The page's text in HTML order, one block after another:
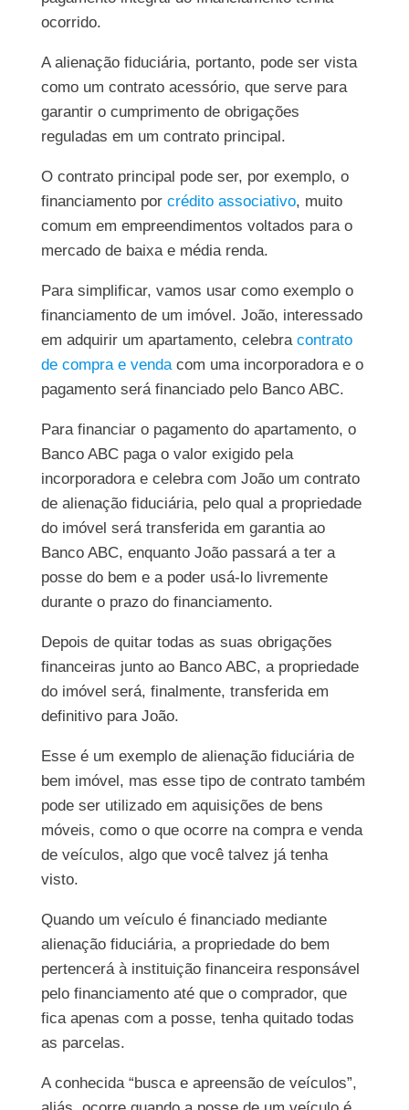
ocorrido.
A alienação fiduciária, portanto, pode ser vista
como um contrato acessório, que serve para
garantir o cumprimento de obrigações
reguladas em um contrato principal.
O contrato principal pode ser, por exemplo, o
financiamento por crédito associativo, muito
comum em empreendimentos voltados para o
mercado de baixa e média renda.
Para simplificar, vamos usar como exemplo o
financiamento de um imóvel. João, interessado
em adquirir um apartamento, celebra contrato
de compra e vendacom uma incorporadora e o
pagamento será financiado pelo Banco ABC.
Para financiar o pagamento do apartamento, o
Banco ABC paga o valor exigido pela
incorporadora e celebra com João um contrato
de alienação fiduciária, pelo qual a propriedade
do imóvel será transferida em garantia ao
Banco ABC, enquanto João passará a ter a
posse do bem e a poder usá-lo livremente
durante o prazo do financiamento.
Depois de quitar todas as suas obrigações
financeiras junto ao Banco ABC, a propriedade
do imóvel será, finalmente, transferida em
definitivo para João.
Esse é um exemplo de alienação fiduciária de
bem imóvel, mas esse tipo de contrato também
pode ser utilizado em aquisições de bens
móveis, como o que ocorre na compra e venda
de veículos, algo que você talvez já tenha
visto.
Quando um veículo é financiado mediante
alienação fiduciária, a propriedade do bem
pertencerá à instituição financeira responsável
pelo financiamento até que o comprador, que
fica apenas com a posse, tenha quitado todas
as parcelas.
A conhecida “busca e apreensão de veículos”,